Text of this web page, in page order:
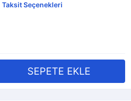
Taksit Seçenekleri